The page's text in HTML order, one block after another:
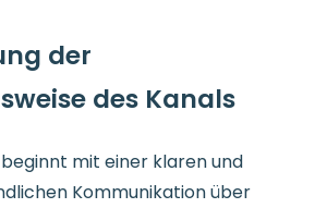
der
des Kanals
mit einer klaren und
Kommunikation über